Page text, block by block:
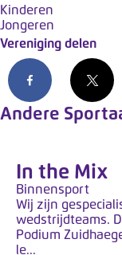
o
e
g
Kinderen
Jongeren
Vereniging delen
Facebook X
Andere
In the Mix
Binnensport
Wij zijn
wedstrijdteams.
Podium
le...